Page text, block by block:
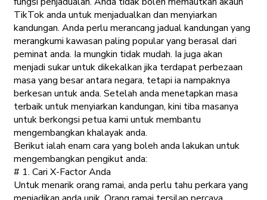
TikTok anda untuk menjadualkan dan menyiarkan
kandungan. Anda perlu merancang jadual kandungan yang
merangkumi kawasan paling popular yang berasal dari
peminat anda. Ia mungkin tidak mudah. Ia juga akan
menjadi sukar untuk dikekalkan jika terdapat perbezaan
masa yang besar antara negara, tetapi ia nampaknya
berkesan untuk anda. Setelah anda menetapkan masa
terbaik untuk menyiarkan kandungan, kini tiba masanya
untuk berkongsi petua kami untuk membantu
mengembangkan khalayak anda.
Berikut ialah enam cara yang boleh anda lakukan untuk
mengembangkan pengikut anda:
# 1. Cari X-Factor Anda
Untuk menarik orang ramai, anda perlu tahu perkara yang